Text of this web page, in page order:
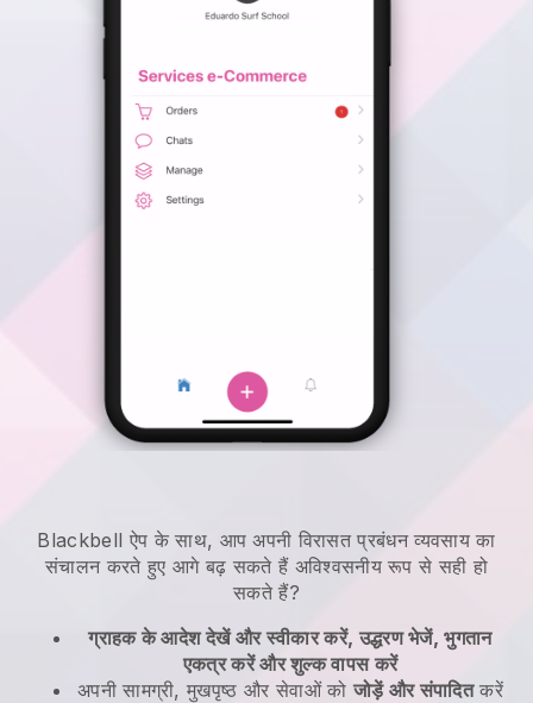
Blackbell ऐप के साथ, आप अपनी विरासत प्रबंधन व्यवसाय का
संचालन करते हुए आगे बढ़ सकते हैंअविश्वसनीय रूप से सही हो
सकते हैं?
ग्राहक के आदेश देखें और स्वीकार करें, उद्धरण भेजें, भुगतान
एकत्र करें और शुल्क वापस करें
अपनी सामग्री, मुखपृष्ठ और सेवाओं कोजोड़ें और संपादितकरें